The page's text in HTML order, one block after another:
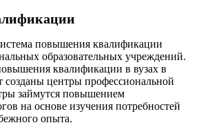
повышения квалификации
образовательных учреждений.
квалификации в вузах в
созданы центры профессиональной
займутся повышением
на основе изучения потребностей
опыта.